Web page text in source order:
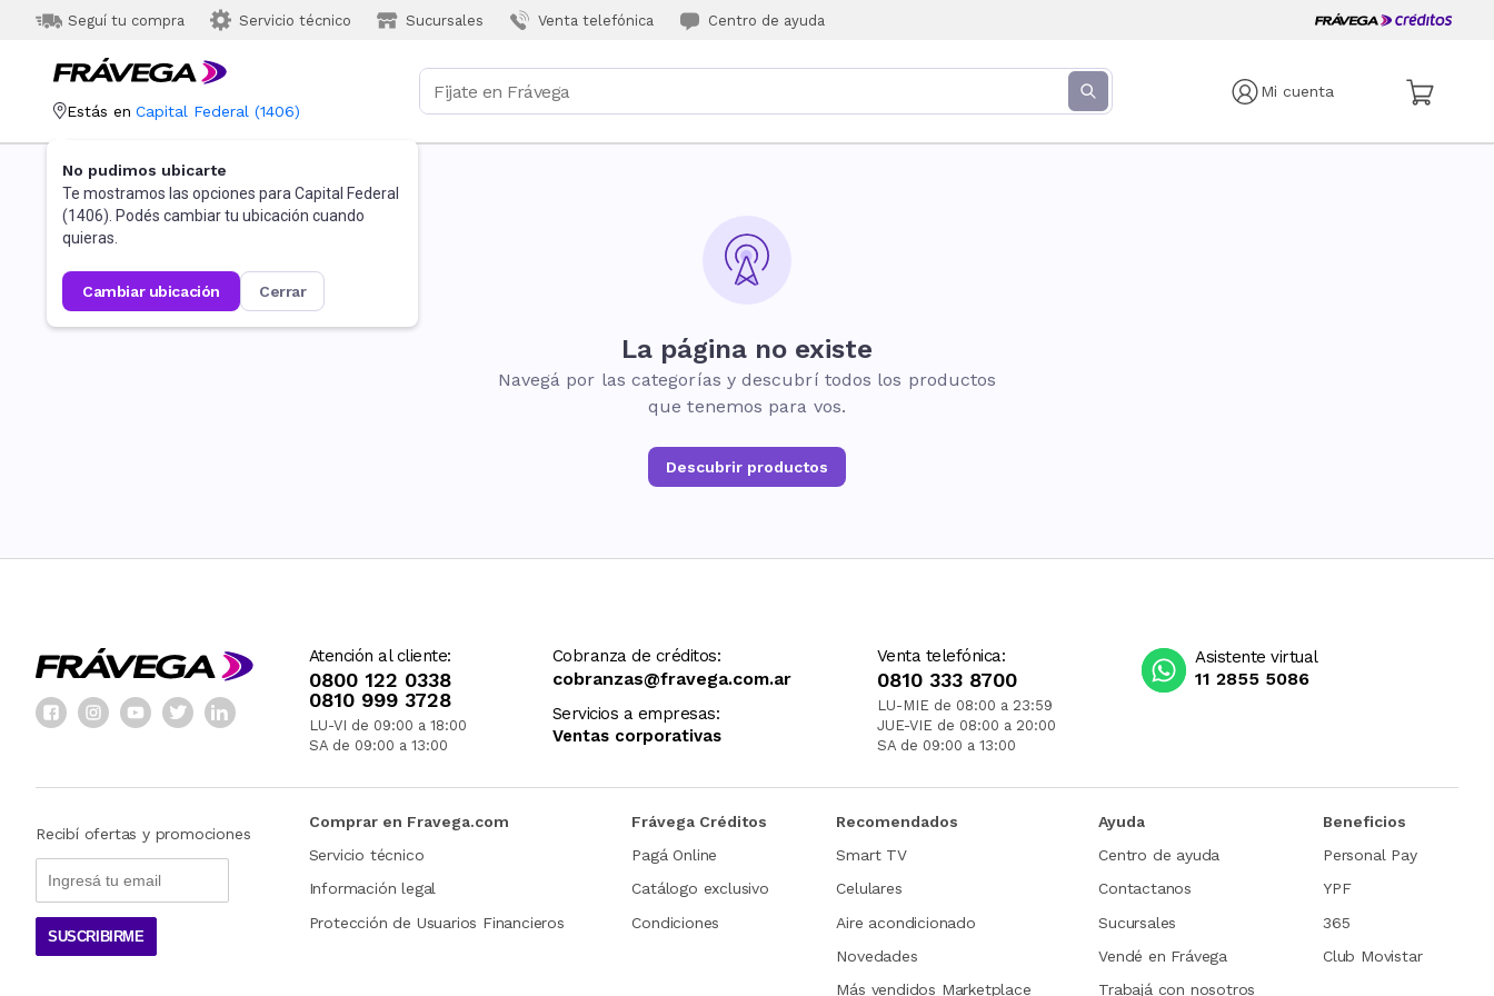
Seguí tu compra Servicio técnico Sucursales Venta telefónica Centro de ayuda
Mi cuenta
Estás en Capital Federal (1406)
No pudimos ubicarte
Te mostramos las opciones para Capital Federal
(1406). Podés cambiar tu ubicación cuando
quieras.
cambiar ubicación cerrar
La página no existe
Navegá por las categorías y descubrí todos los productos
que tenemos para vos.
Descubrir productos
Atención al cliente:
0800 122 0338
0810 999 3728
LU-VI de 09:00 a 18:00
SA de 09:00 a 13:00
Cobranza de créditos:
cobranzas@fravega.com.ar
Servicios a empresas:
Ventas corporativas
Venta telefónica:
0810 333 8700
LU-MIE de 08:00 a 23:59
JUE-VIE de 08:00 a 20:00
SA de 09:00 a 13:00
Asistente virtual
11 2855 5086
Recibí ofertas y promociones
SUSCRIBIRME
Comprar en Fravega.com
Servicio técnico
Información legal
Protección de Usuarios Financieros
Frávega Créditos
Pagá Online
Catálogo exclusivo
Condiciones
Recomendados
Smart TV
Celulares
Aire acondicionado
Novedades
Más vendidos Marketplace
Ayuda
Centro de ayuda
Contactanos
Sucursales
Vendé en Frávega
Trabajá con nosotros
Beneficios
Personal Pay
YPF
365
Club Movistar